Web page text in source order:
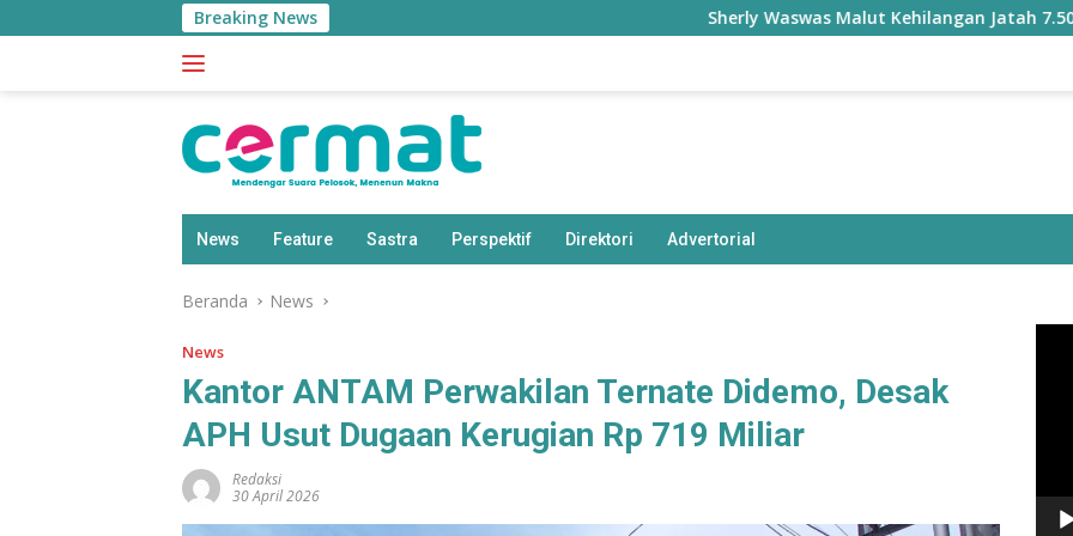
ke
Breaking News Sherly Waswas Malut Kehilangan Jatah 7.500
News Feature Sastra Perspektif Direktori Advertorial
Beranda News
News
Kantor ANTAM Perwakilan Ternate Didemo, Desak
APH Usut Dugaan Kerugian Rp 719 Miliar
Redaksi
30 April 2026